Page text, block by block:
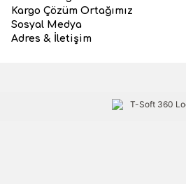
Kargo Çözüm Ortağımız
Sosyal Medya
Adres & İletişim